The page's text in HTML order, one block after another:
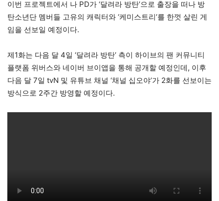
이번 프로젝트에서 나 PD가 ‘달려라 방탄’으로 출장을 떠나 방
탄소년단 멤버들 고유의 캐릭터와 ‘케미스트리’를 한껏 살린 게
임을 선보일 예정이다.
제1화는 다음 달 4일 ‘달려라 방탄’ 측이 하이브의 팬 커뮤니티
플랫폼 위버스와 네이버 브이앱을 통해 공개할 예정인데, 이후
다음 달 7일 tvN 및 유튜브 채널 ‘채널 십오야’가 2화를 선보이는
방식으로 2주간 방영할 예정이다.